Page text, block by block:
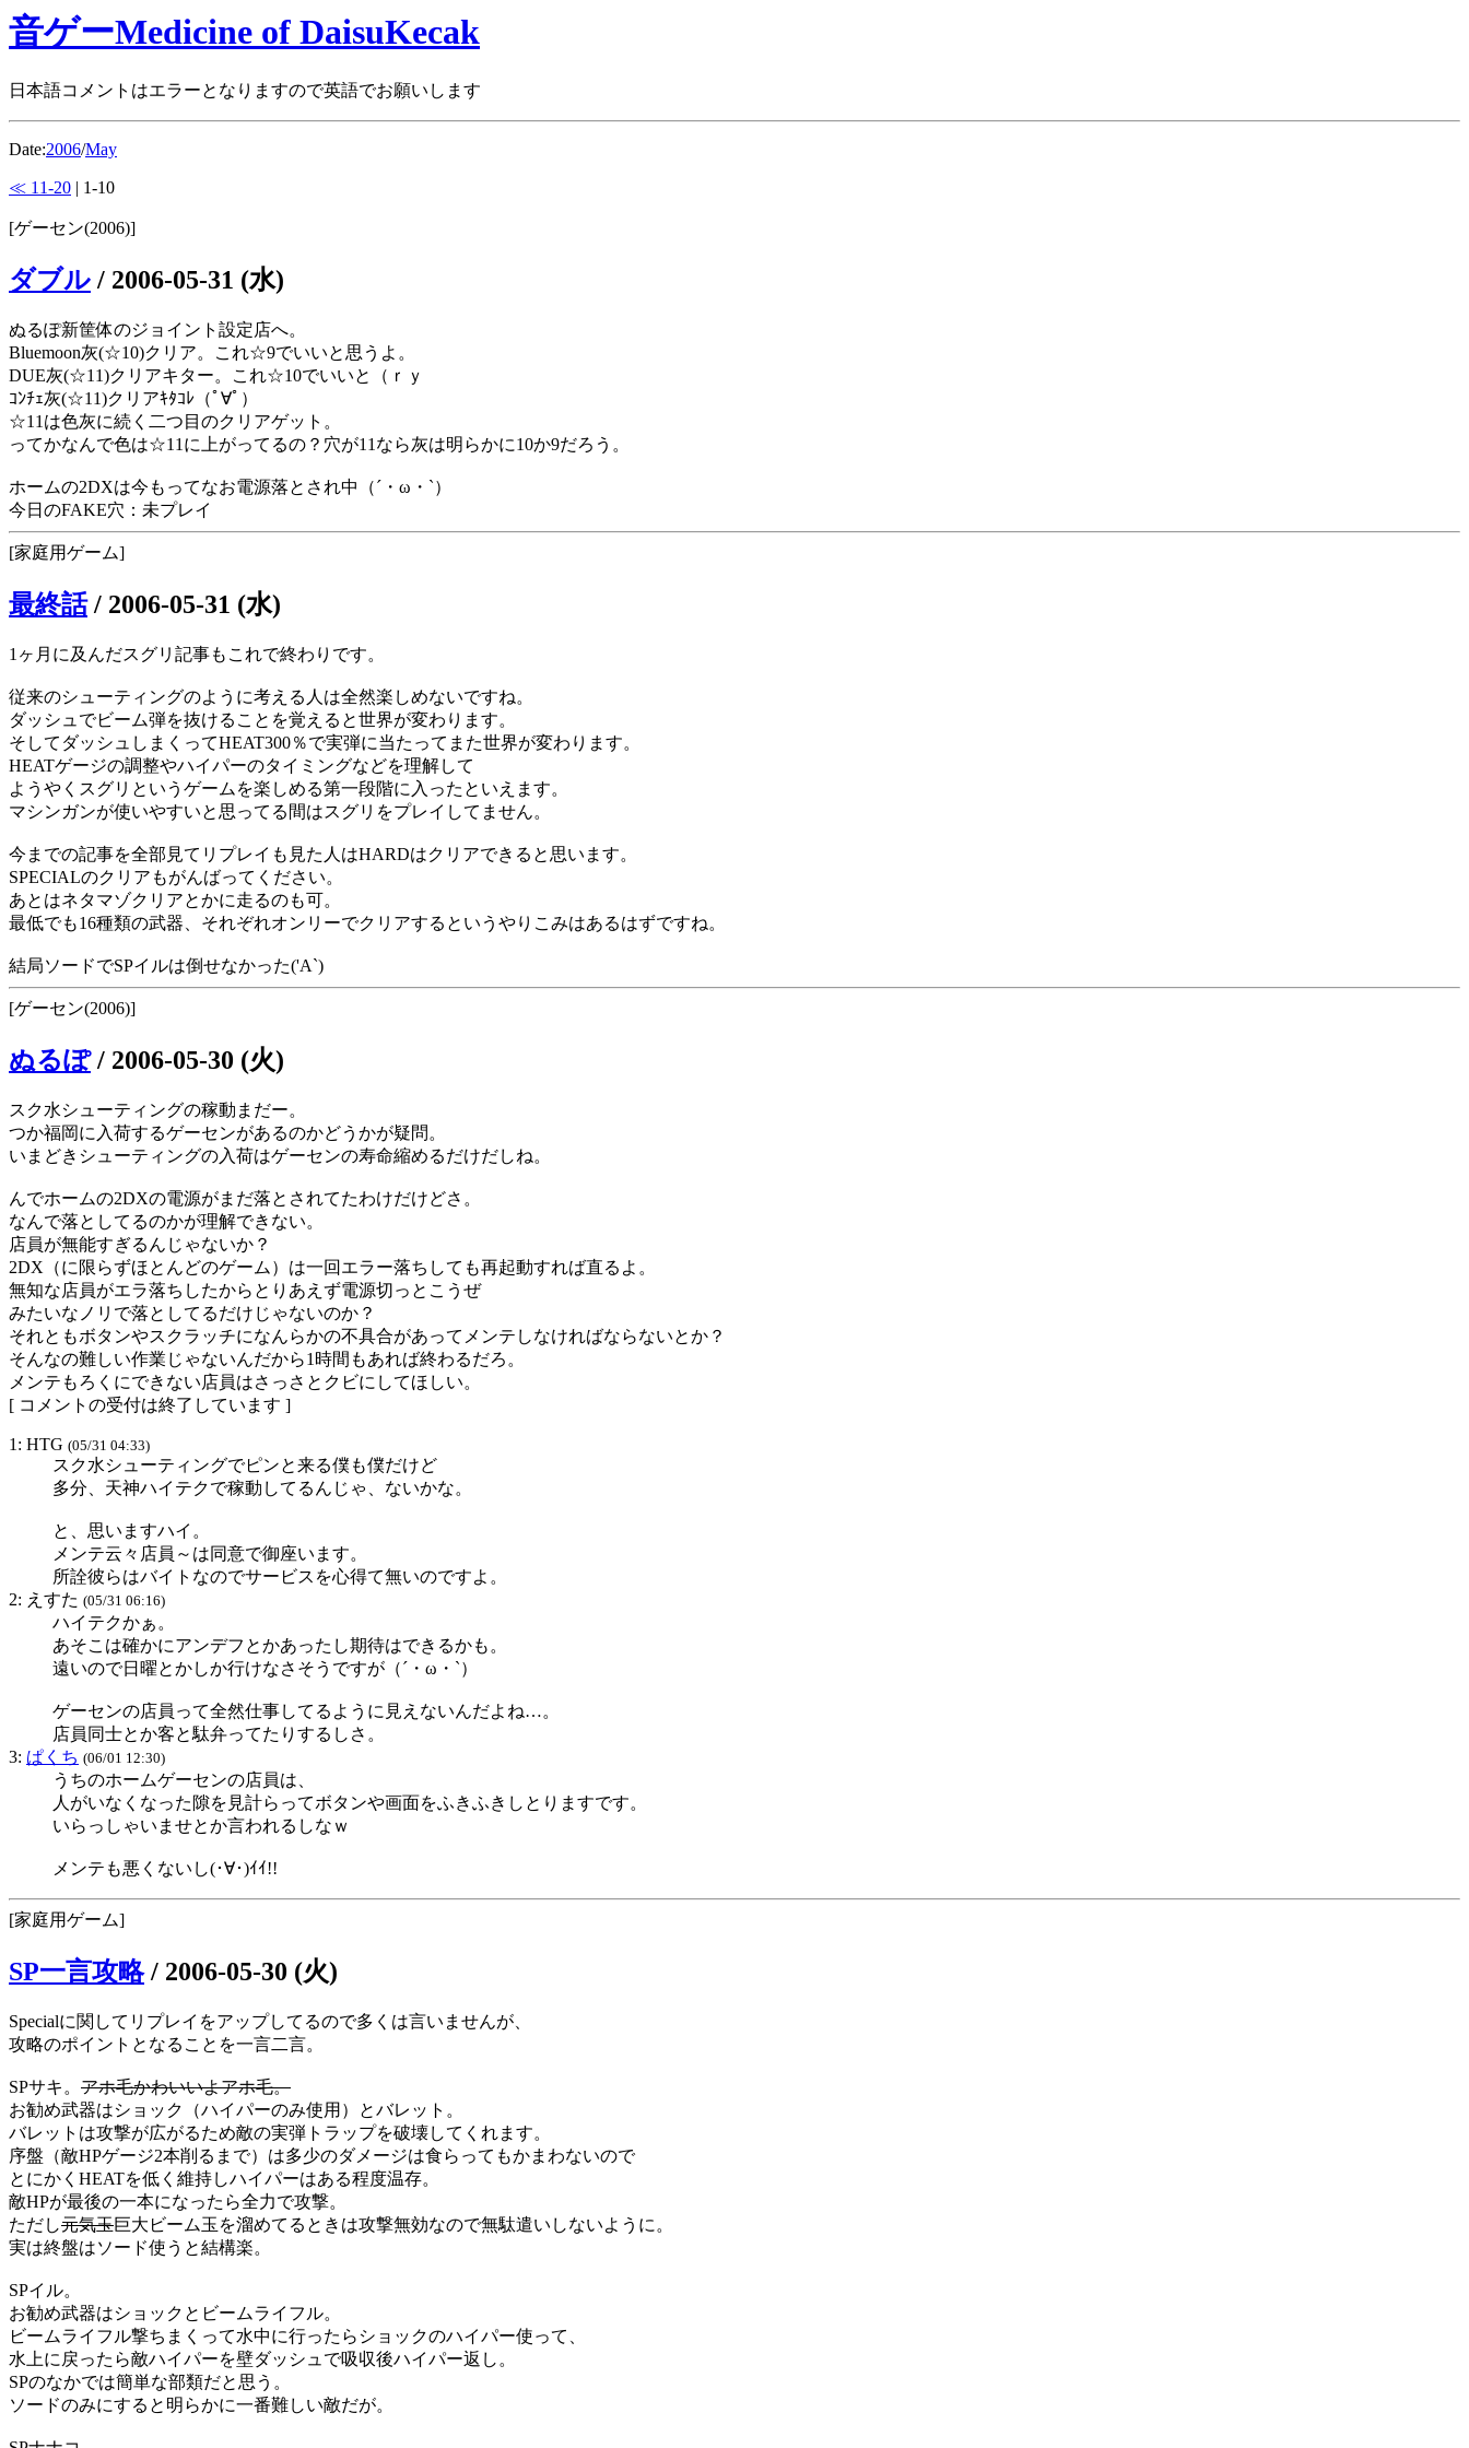
音ゲーMedicine of DaisuKecak
日本語コメントはエラーとなりますので英語でお願いします
Date:2006/May
≪ 11-20 | 1-10
[ゲーセン(2006)]
ダブル / 2006-05-31 (水)
ぬるぽ新筐体のジョイント設定店へ。
Bluemoon灰(☆10)クリア。これ☆9でいいと思うよ。
DUE灰(☆11)クリアキター。これ☆10でいいと（ｒｙ
ｺﾝﾁｪ灰(☆11)クリアｷﾀｺﾚ（ﾟ∀ﾟ）
☆11は色灰に続く二つ目のクリアゲット。
ってかなんで色は☆11に上がってるの？穴が11なら灰は明らかに10か9だろう。
ホームの2DXは今もってなお電源落とされ中（´・ω・`）
今日のFAKE穴：未プレイ
[家庭用ゲーム]
最終話/ 2006-05-31 (水)
1ヶ月に及んだスグリ記事もこれで終わりです。
従来のシューティングのように考える人は全然楽しめないですね。
ダッシュでビーム弾を抜けることを覚えると世界が変わります。
そしてダッシュしまくってHEAT300％で実弾に当たってまた世界が変わります。
HEATゲージの調整やハイパーのタイミングなどを理解して
ようやくスグリというゲームを楽しめる第一段階に入ったといえます。
マシンガンが使いやすいと思ってる間はスグリをプレイしてません。
今までの記事を全部見てリプレイも見た人はHARDはクリアできると思います。
SPECIALのクリアもがんばってください。
あとはネタマゾクリアとかに走るのも可。
最低でも16種類の武器、それぞれオンリーでクリアするというやりこみはあるはずですね。
結局ソードでSPイルは倒せなかった('A`)
[ゲーセン(2006)]
ぬるぽ/ 2006-05-30 (火)
スク水シューティングの稼動まだー。
つか福岡に入荷するゲーセンがあるのかどうかが疑問。
いまどきシューティングの入荷はゲーセンの寿命縮めるだけだしね。
んでホームの2DXの電源がまだ落とされてたわけだけどさ。
なんで落としてるのかが理解できない。
店員が無能すぎるんじゃないか？
2DX（に限らずほとんどのゲーム）は一回エラー落ちしても再起動すれば直るよ。
無知な店員がエラ落ちしたからとりあえず電源切っとこうぜ
みたいなノリで落としてるだけじゃないのか？
それともボタンやスクラッチになんらかの不具合があってメンテしなければならないとか？
そんなの難しい作業じゃないんだから1時間もあれば終わるだろ。
メンテもろくにできない店員はさっさとクビにしてほしい。
[ コメントの受付は終了しています ]
1: HTG (05/31 04:33)
スク水シューティングでピンと来る僕も僕だけど
多分、天神ハイテクで稼動してるんじゃ、ないかな。
と、思いますハイ。
メンテ云々店員～は同意で御座います。
所詮彼らはバイトなのでサービスを心得て無いのですよ。
2: えすた (05/31 06:16)
ハイテクかぁ。
あそこは確かにアンデフとかあったし期待はできるかも。
遠いので日曜とかしか行けなさそうですが（´・ω・`）
ゲーセンの店員って全然仕事してるように見えないんだよね…。
店員同士とか客と駄弁ってたりするしさ。
3: ぱくち (06/01 12:30)
うちのホームゲーセンの店員は、
人がいなくなった隙を見計らってボタンや画面をふきふきしとりますです。
いらっしゃいませとか言われるしなｗ
メンテも悪くないし(･∀･)ｲｲ!!
[家庭用ゲーム]
SP一言攻略/ 2006-05-30 (火)
Specialに関してリプレイをアップしてるので多くは言いませんが、
攻略のポイントとなることを一言二言。
SPサキ。 アホ毛かわいいよアホ毛。
お勧め武器はショック（ハイパーのみ使用）とバレット。
バレットは攻撃が広がるため敵の実弾トラップを破壊してくれます。
序盤（敵HPゲージ2本削るまで）は多少のダメージは食らってもかまわないので
とにかくHEATを低く維持しハイパーはある程度温存。
敵HPが最後の一本になったら全力で攻撃。
ただし元気玉巨大ビーム玉を溜めてるときは攻撃無効なので無駄遣いしないように。
実は終盤はソード使うと結構楽。
SPイル。
お勧め武器はショックとビームライフル。
ビームライフル撃ちまくって水中に行ったらショックのハイパー使って、
水上に戻ったら敵ハイパーを壁ダッシュで吸収後ハイパー返し。
SPのなかでは簡単な部類だと思う。
ソードのみにすると明らかに一番難しい敵だが。